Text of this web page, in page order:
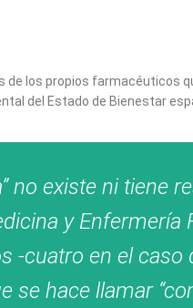
los propios farmacéuticos
del Estado de Bienestar
no existe ni tiene
y Enfermería
-cuatro en el caso
hace llamar